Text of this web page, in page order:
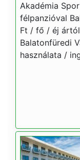
Akadémia
félpanzióval
Ft / fő / éj
Balatonfüredi
használata /